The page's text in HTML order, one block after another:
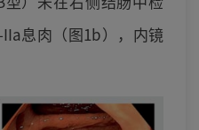
息肉（图1b），内镜